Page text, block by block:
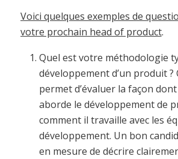
Voici quelques exemples de
votre prochain head of product.
Quel est votre méthodologie
développement d’un produit
permet d’évaluer la façon
aborde le développement de
comment il travaille avec les
développement. Un bon
en mesure de décrire